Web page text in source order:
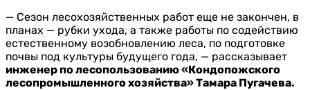
— Сезон лесохозяйственных работ еще не закончен, в
планах — рубки ухода, а также работы по содействию
естественному возобновлению леса, по подготовке
почвы под культуры будущего года, — рассказывает
инженер по лесопользованию «Кондопожского
лесопромышленного хозяйства» Тамара Пугачева.